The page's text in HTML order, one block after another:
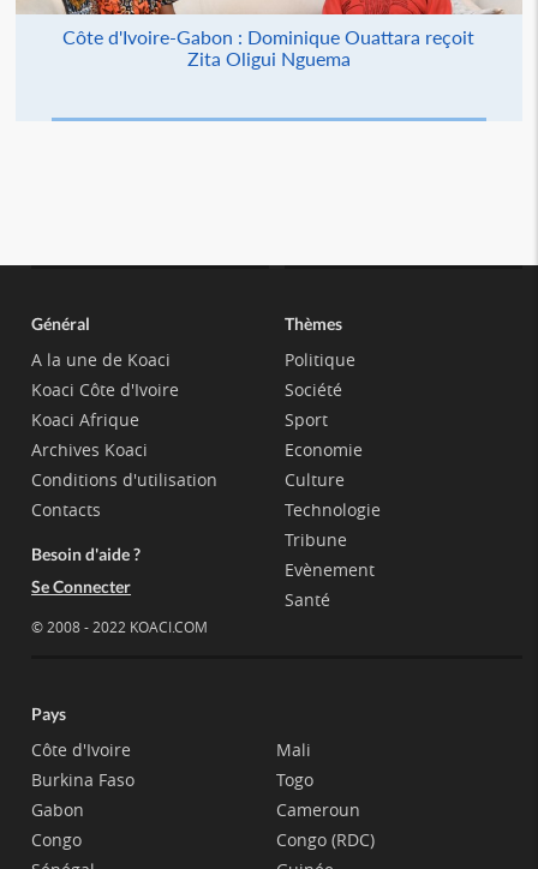
Côte d'Ivoire-Gabon : Dominique Ouattara reçoit
Zita Oligui Nguema
Général
A la une de Koaci
Koaci Côte d'Ivoire
Koaci Afrique
Archives Koaci
Conditions d'utilisation
Contacts
Besoin d'aide ?
Se Connecter
© 2008 - 2022 KOACI.COM
Thèmes
Politique
Société
Sport
Economie
Culture
Technologie
Tribune
Evènement
Santé
Pays
Côte d'Ivoire
Burkina Faso
Gabon
Congo
Mali
Togo
Cameroun
Congo (RDC)